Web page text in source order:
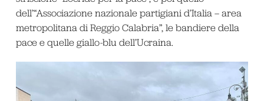
dell’“Associazione nazionale partigiani d’Italia – area
metropolitana di Reggio Calabria”, le bandiere della
pace e quelle giallo-blu dell’Ucraina.